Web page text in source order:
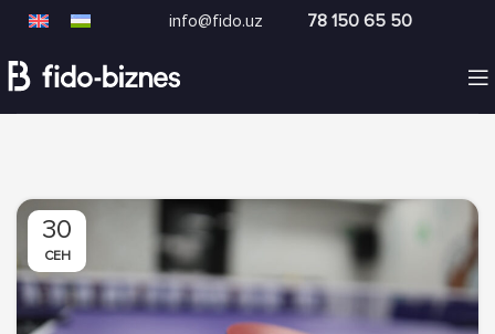
info@fido.uz 78 150 65 50
30
СЕН